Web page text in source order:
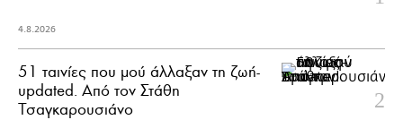
4.8.2026
51 ταινίες που μού άλλαξαν τη ζωή-
updated. Aπό τον Στάθη
Τσαγκαρουσιάνο